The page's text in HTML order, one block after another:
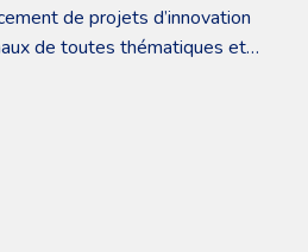
de projets d’innovation
de toutes thématiques et